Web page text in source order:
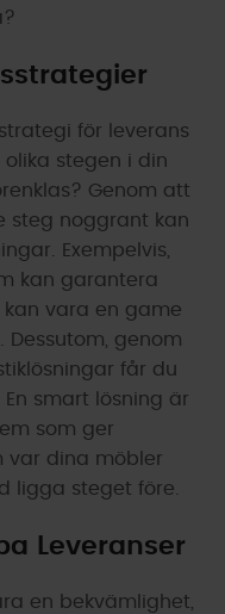
för leverans
stegen i din
Genom att
steg noggrant kan
Exempelvis,
kan garantera
vara en game
Dessutom, genom
får du
smart lösning är
som ger
var dina möbler
ligga steget före.
Leveranser
en bekvämlighet,